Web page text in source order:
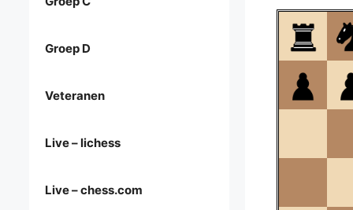
Groep D
Veteranen
Live – lichess
Live – chess.com